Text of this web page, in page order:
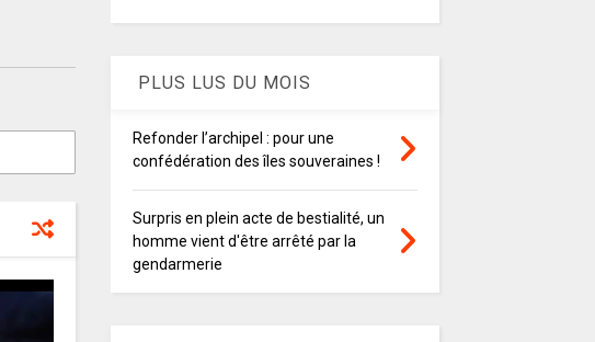
PLUS LUS DU MOIS
Refonder l’archipel : pour une
confédération des îles souveraines !
Surpris en plein acte de bestialité, un
homme vient d'être arrêté par la
gendarmerie